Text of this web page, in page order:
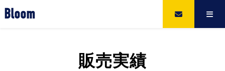
Bloom
販売実績